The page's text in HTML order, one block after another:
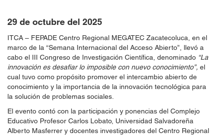
29 de octubre del 2025
ITCA – FEPADE Centro Regional MEGATEC Zacatecoluca, en el
marco de la “Semana Internacional del Acceso Abierto”, llevó a
cabo el III Congreso de Investigación Científica, denominado “La
innovación es desafiar lo imposible con nuevo conocimiento”, el
cual tuvo como propósito promover el intercambio abierto de
conocimiento y la importancia de la innovación tecnológica para
la solución de problemas sociales.
El evento contó con la participación y ponencias del Complejo
Educativo Profesor Carlos Lobato, Universidad Salvadoreña
Alberto Masferrer y docentes investigadores del Centro Regional